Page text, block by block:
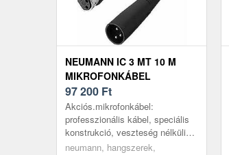
NEUMANN IC 3 MT 10 M
MIKROFONKÁBEL
97 200 Ft
Akciós.mikrofonkábel:
professzionális kábel, speciális
konstrukció, veszteség nélküli
jelátvitel, 3 pontos XLR
neumann, hangszerek,